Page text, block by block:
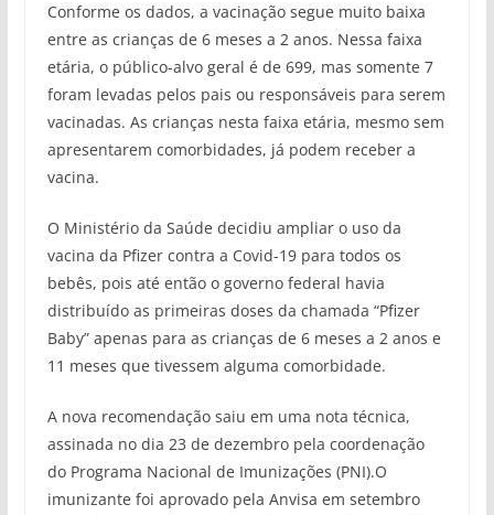
Conforme os dados, a vacinação segue muito baixa
entre as crianças de 6 meses a 2 anos. Nessa faixa
etária, o público-alvo geral é de 699, mas somente 7
foram levadas pelos pais ou responsáveis para serem
vacinadas. As crianças nesta faixa etária, mesmo sem
apresentarem comorbidades, já podem receber a
vacina.
O Ministério da Saúde decidiu ampliar o uso da
vacina da Pfizer contra a Covid-19 para todos os
bebês, pois até então o governo federal havia
distribuído as primeiras doses da chamada “Pfizer
Baby” apenas para as crianças de 6 meses a 2 anos e
11 meses que tivessem alguma comorbidade.
A nova recomendação saiu em uma nota técnica,
assinada no dia 23 de dezembro pela coordenação
do Programa Nacional de Imunizações (PNI).O
imunizante foi aprovado pela Anvisa em setembro